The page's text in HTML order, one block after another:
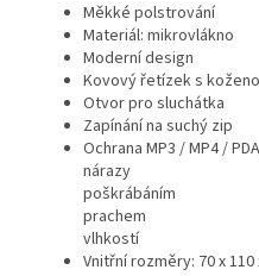
Měkké polstrování
Materiál: mikrovlákno
Moderní design
Kovový řetízek s
Otvor pro sluchátka
Zapínání na suchý zip
Ochrana MP3 / MP4 /
nárazy
poškrábáním
prachem
vlhkostí
Vnitřní rozměry: 70 x 110